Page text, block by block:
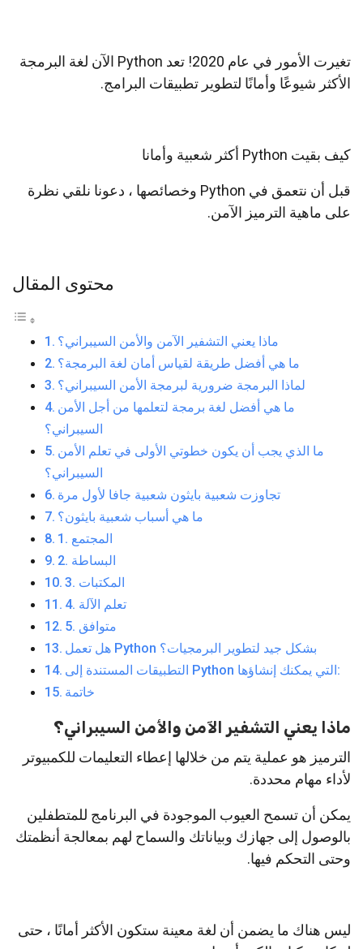
تغيرت الأمور في عام 2020! تعد Python الآن لغة البرمجة
الأكثر شيوعًا وأمانًا لتطوير تطبيقات البرامج.
كيف بقيت Python أكثر شعبية وأمانا
قبل أن نتعمق في Python وخصائصها ، دعونا نلقي نظرة
على ماهية الترميز الآمن.
محتوى المقال
ماذا يعني التشفير الآمن والأمن السيبراني؟
ما هي أفضل طريقة لقياس أمان لغة البرمجة؟
لماذا البرمجة ضرورية لبرمجة الأمن السيبراني؟
ما هي أفضل لغة برمجة لتعلمها من أجل الأمن
السيبراني؟
ما الذي يجب أن يكون خطوتي الأولى في تعلم الأمن
السيبراني؟
تجاوزت شعبية بايثون شعبية جافا لأول مرة
ما هي أسباب شعبية بايثون؟
1. المجتمع
2. البساطة
3. المكتبات
4. تعلم الآلة
5. متوافق
هل تعمل Python بشكل جيد لتطوير البرمجيات؟
التطبيقات المستندة إلى Python التي يمكنك إنشاؤها:
خاتمة
ماذا يعني التشفير الآمن والأمن السيبراني؟
الترميز هو عملية يتم من خلالها إعطاء التعليمات للكمبيوتر
لأداء مهام محددة.
يمكن أن تسمح العيوب الموجودة في البرنامج للمتطفلين
بالوصول إلى جهازك وبياناتك والسماح لهم بمعالجة أنظمتك
وحتى التحكم فيها.
ليس هناك ما يضمن أن لغة معينة ستكون الأكثر أمانًا ، حتى